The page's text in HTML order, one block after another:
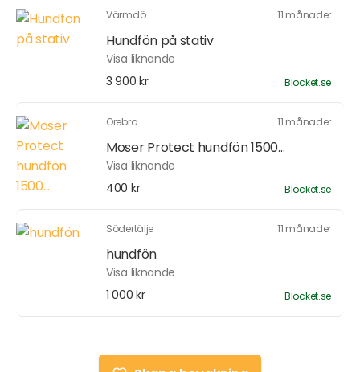
Värmdö 11 månader
Hundfön på stativ
Visa liknande
3 900 kr
Blocket.se
Örebro 11 månader
Moser Protect hundfön 1500...
Visa liknande
400 kr
Blocket.se
Södertälje 11 månader
hundfön
Visa liknande
1 000 kr
Blocket.se